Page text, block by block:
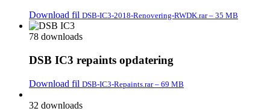
Download fil DSB-IC3-2018-Renovering-RWDK.rar – 35 MB
78 downloads
DSB IC3 repaints opdatering
Download fil DSB-IC3-Repaints.rar – 69 MB
32 downloads